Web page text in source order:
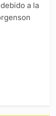
a la